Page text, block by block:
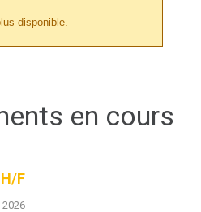
disponible.
en cours
F
2026